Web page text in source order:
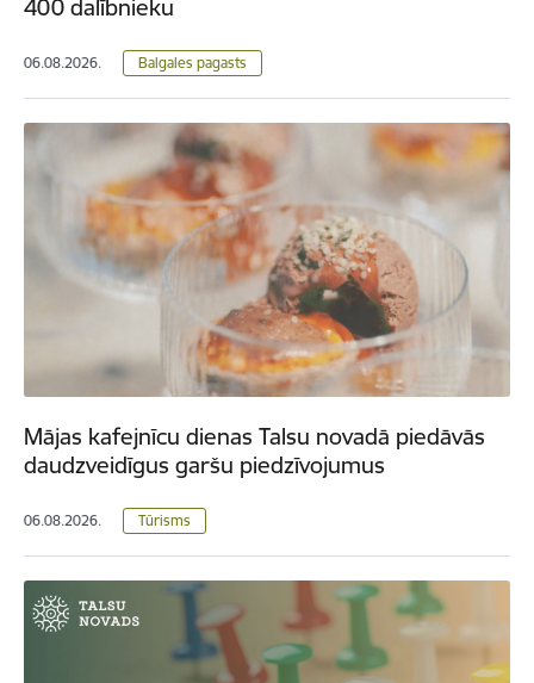
400 dalībnieku
06.08.2026. Balgales pagasts
Mājas kafejnīcu dienas Talsu novadā piedāvās
daudzveidīgus garšu piedzīvojumus
06.08.2026. Tūrisms